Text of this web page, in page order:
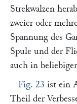
Strekwalzen
zweier oder
Spannung des
Spule und der
auch in
Fig. 23 ist ein
Theil der